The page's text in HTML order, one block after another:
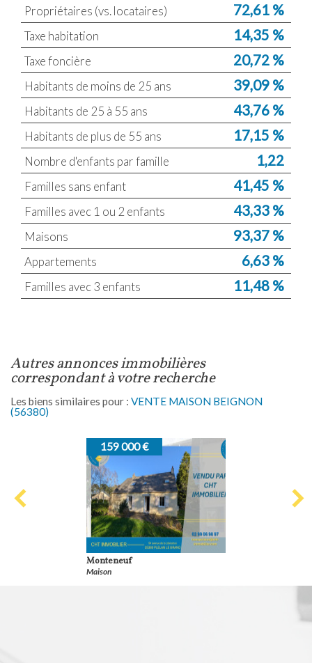
Propriétaires (vs. locataires) 72,61 %
Taxe habitation 14,35 %
Taxe foncière 20,72 %
Habitants de moins de 25 ans 39,09 %
Habitants de 25 à 55 ans 43,76 %
Habitants de plus de 55 ans 17,15 %
Nombre d'enfants par famille 1,22
Familles sans enfant 41,45 %
Familles avec 1 ou 2 enfants 43,33 %
Maisons 93,37 %
Appartements 6,63 %
Familles avec 3 enfants 11,48 %
autres annonces immobilières
correspondant à votre recherche
Les biens similaires pour : VENTE MAISON BEIGNON
(56380)
159 000 €
Monteneuf
Maison